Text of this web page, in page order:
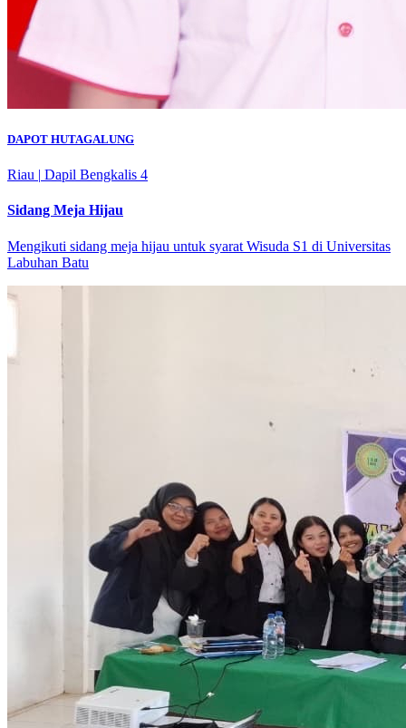
DAPOT HUTAGALUNG
Riau | Dapil Bengkalis 4
Sidang Meja Hijau
Mengikuti sidang meja hijau untuk syarat Wisuda S1 di Universitas
Labuhan Batu